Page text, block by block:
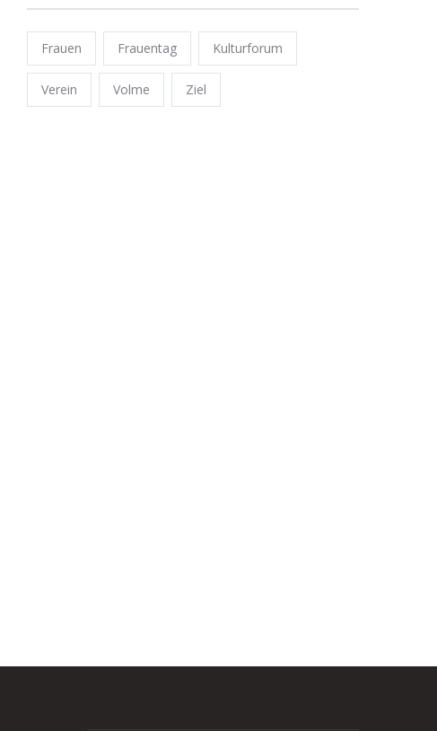
Frauen Frauentag Kulturforum
Verein Volme Ziel